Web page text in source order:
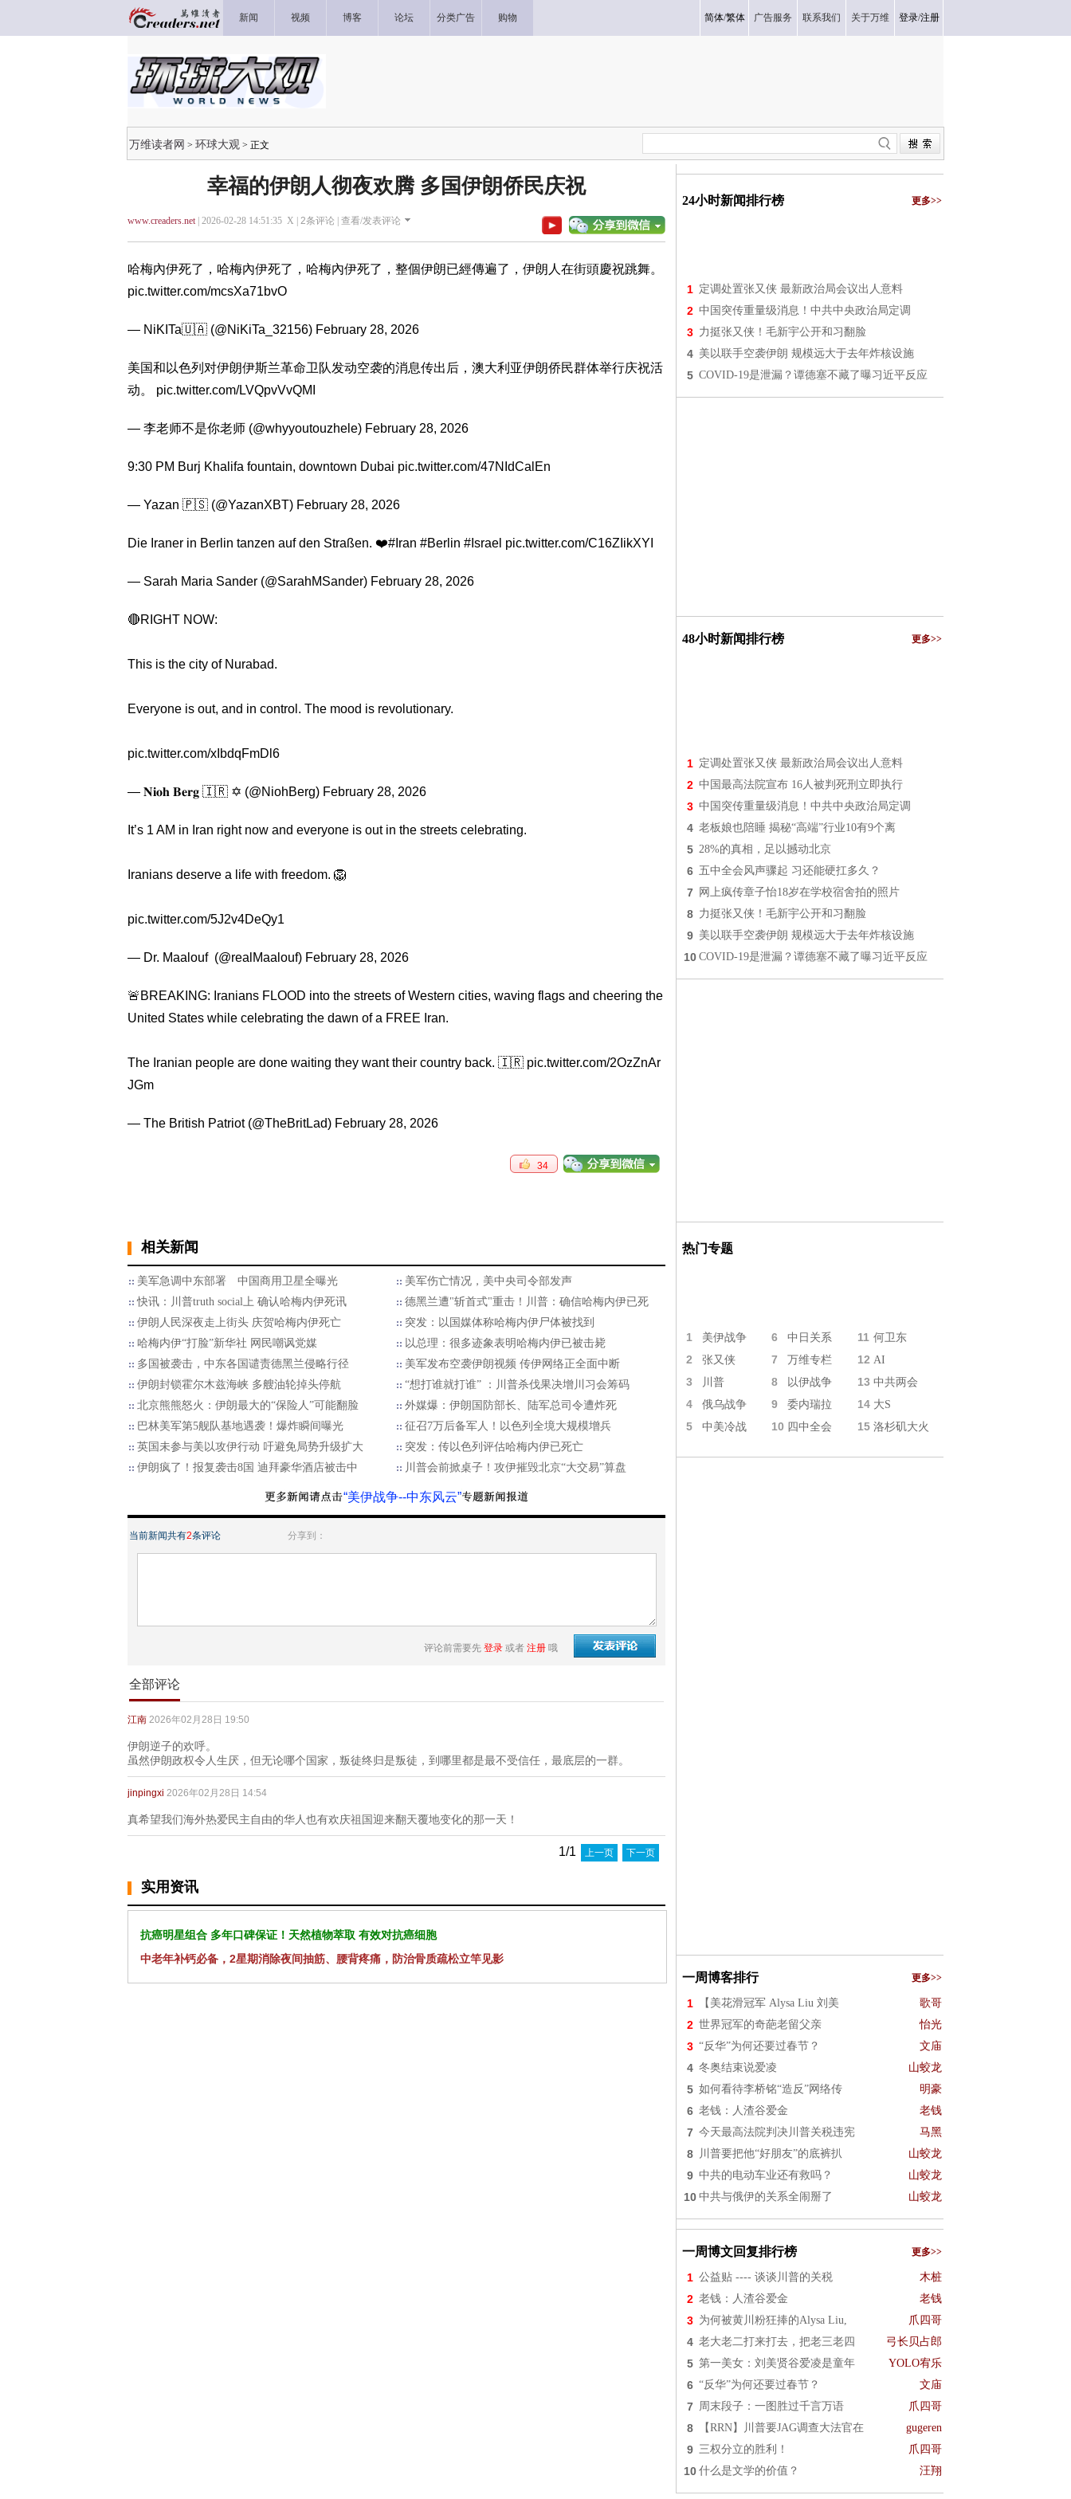
新闻 视频 博客 论坛 分类广告 购物 简体/繁体 广告服务 联系我们 关于万维 登录/注册
万维读者网 > 环球大观 > 正文
幸福的伊朗人彻夜欢腾 多国伊朗侨民庆祝
www.creaders.net| 2026-02-28 14:51:35 X | 2条评论 | 查看/发表评论
哈梅內伊死了，哈梅內伊死了，哈梅內伊死了，整個伊朗已經傳遍了，伊朗人在街頭慶祝跳舞。
pic.twitter.com/mcsXa71bvO
— NiKITa🇺🇦 (@NiKiTa_32156) February 28, 2026
美国和以色列对伊朗伊斯兰革命卫队发动空袭的消息传出后，澳大利亚伊朗侨民群体举行庆祝活
动。 pic.twitter.com/LVQpvVvQMI
— 李老师不是你老师 (@whyyoutouzhele) February 28, 2026
9:30 PM Burj Khalifa fountain, downtown Dubai pic.twitter.com/47NIdCalEn
— Yazan 🇵🇸 (@YazanXBT) February 28, 2026
Die Iraner in Berlin tanzen auf den Straßen. ❤️#Iran #Berlin #Israel pic.twitter.com/C16ZIikXYI
— Sarah Maria Sander (@SarahMSander) February 28, 2026
🔴RIGHT NOW:
This is the city of Nurabad.
Everyone is out, and in control. The mood is revolutionary.
pic.twitter.com/xIbdqFmDl6
— 𝐍𝐢𝐨𝐡 𝐁𝐞𝐫𝐠 🇮🇷 ✡︎ (@NiohBerg) February 28, 2026
It’s 1 AM in Iran right now and everyone is out in the streets celebrating.
Iranians deserve a life with freedom. 🦁
pic.twitter.com/5J2v4DeQy1
— Dr. Maalouf ‏ (@realMaalouf) February 28, 2026
🚨BREAKING: Iranians FLOOD into the streets of Western cities, waving flags and cheering the
United States while celebrating the dawn of a FREE Iran.
The Iranian people are done waiting they want their country back. 🇮🇷 pic.twitter.com/2OzZnAr
JGm
— The British Patriot (@TheBritLad) February 28, 2026
34
相关新闻
美军急调中东部署 中国商用卫星全曝光
美军伤亡情况，美中央司令部发声
快讯：川普truth social上 确认哈梅内伊死讯
德黑兰遭"斩首式"重击！川普：确信哈梅内伊已死
伊朗人民深夜走上街头 庆贺哈梅内伊死亡
突发：以国媒体称哈梅内伊尸体被找到
哈梅内伊“打脸”新华社 网民嘲讽党媒
以总理：很多迹象表明哈梅内伊已被击毙
多国被袭击，中东各国谴责德黑兰侵略行径
美军发布空袭伊朗视频 传伊网络正全面中断
伊朗封锁霍尔木兹海峡 多艘油轮掉头停航
“想打谁就打谁” ：川普杀伐果决增川习会筹码
北京熊熊怒火：伊朗最大的“保险人”可能翻脸
外媒爆：伊朗国防部长、陆军总司令遭炸死
巴林美军第5舰队基地遇袭！爆炸瞬间曝光
征召7万后备军人！以色列全境大规模增兵
英国未参与美以攻伊行动 吁避免局势升级扩大
突发：传以色列评估哈梅内伊已死亡
伊朗疯了！报复袭击8国 迪拜豪华酒店被击中
川普会前掀桌子！攻伊摧毁北京“大交易”算盘
“美伊战争--中东风云”
当前新闻共有2条评论 分享到：
评论前需要先 登录 或者 注册 哦
全部评论
江南 2026年02月28日 19:50
伊朗逆子的欢呼。
虽然伊朗政权令人生厌，但无论哪个国家，叛徒终归是叛徒，到哪里都是最不受信任，最底层的一群。
jinpingxi 2026年02月28日 14:54
真希望我们海外热爱民主自由的华人也有欢庆祖国迎来翻天覆地变化的那一天！
1/1 上一页 下一页
实用资讯
抗癌明星组合 多年口碑保证！天然植物萃取 有效对抗癌细胞
中老年补钙必备，2星期消除夜间抽筋、腰背疼痛，防治骨质疏松立竿见影
24小时新闻排行榜 更多>>
1 定调处置张又侠 最新政治局会议出人意料
2 中国突传重量级消息！中共中央政治局定调
3 力挺张又侠！毛新宇公开和习翻脸
4 美以联手空袭伊朗 规模远大于去年炸核设施
5 COVID-19是泄漏？谭德塞不藏了曝习近平反应
48小时新闻排行榜 更多>>
1 定调处置张又侠 最新政治局会议出人意料
2 中国最高法院宣布 16人被判死刑立即执行
3 中国突传重量级消息！中共中央政治局定调
4 老板娘也陪睡 揭秘“高端”行业10有9个离
5 28%的真相，足以撼动北京
6 五中全会风声骤起 习还能硬扛多久？
7 网上疯传章子怡18岁在学校宿舍拍的照片
8 力挺张又侠！毛新宇公开和习翻脸
9 美以联手空袭伊朗 规模远大于去年炸核设施
10 COVID-19是泄漏？谭德塞不藏了曝习近平反应
热门专题
1 美伊战争 6 中日关系 11 何卫东
2 张又侠 7 万维专栏 12 AI
3 川普 8 以伊战争 13 中共两会
4 俄乌战争 9 委内瑞拉 14 大S
5 中美冷战 10 四中全会 15 洛杉矶大火
一周博客排行 更多>>
1 【美花滑冠军 Alysa Liu 刘美 歌哥
2 世界冠军的奇葩老留父亲 怡光
3 “反华”为何还要过春节？ 文庙
4 冬奥结束说爱凌 山蛟龙
5 如何看待李桥铭“造反”网络传 明豪
6 老钱：人渣谷爱金 老钱
7 今天最高法院判决川普关税违宪 马黑
8 川普要把他“好朋友”的底裤扒 山蛟龙
9 中共的电动车业还有救吗？ 山蛟龙
10 中共与俄伊的关系全闹掰了 山蛟龙
一周博文回复排行榜 更多>>
1 公益贴 ---- 谈谈川普的关税 木桩
2 老钱：人渣谷爱金 老钱
3 为何被黄川粉狂捧的Alysa Liu, 爪四哥
4 老大老二打来打去，把老三老四 弓长贝占郎
5 第一美女：刘美贤谷爱凌是童年 YOLO宥乐
6 “反华”为何还要过春节？ 文庙
7 周末段子：一图胜过千言万语 爪四哥
8 【RRN】川普要JAG调查大法官在 gugeren
9 三权分立的胜利！ 爪四哥
10 什么是文学的价值？ 汪翔